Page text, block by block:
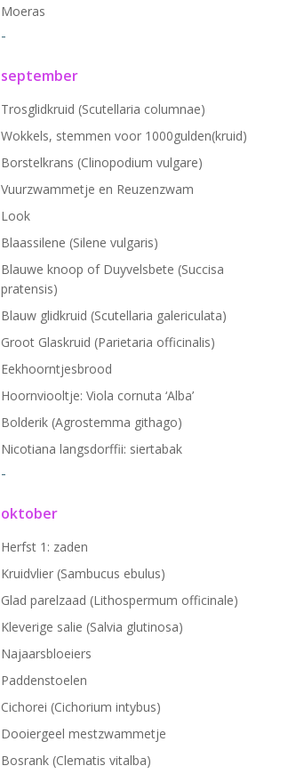
Moeras
-
september
Trosglidkruid (Scutellaria columnae)
Wokkels, stemmen voor 1000gulden(kruid)
Borstelkrans (Clinopodium vulgare)
Vuurzwammetje en Reuzenzwam
Look
Blaassilene (Silene vulgaris)
Blauwe knoop of Duyvelsbete (Succisa
pratensis)
Blauw glidkruid (Scutellaria galericulata)
Groot Glaskruid (Parietaria officinalis)
Eekhoorntjesbrood
Hoornviooltje: Viola cornuta ‘Alba’
Bolderik (Agrostemma githago)
Nicotiana langsdorffii: siertabak
-
oktober
Herfst 1: zaden
Kruidvlier (Sambucus ebulus)
Glad parelzaad (Lithospermum officinale)
Kleverige salie (Salvia glutinosa)
Najaarsbloeiers
Paddenstoelen
Cichorei (Cichorium intybus)
Dooiergeel mestzwammetje
Bosrank (Clematis vitalba)